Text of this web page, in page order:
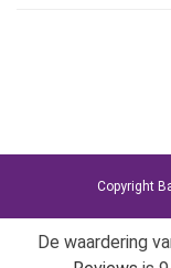
Copyright
De waardering